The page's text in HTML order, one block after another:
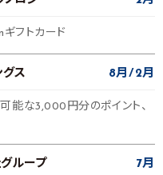
フトカード
グス 8月 2月
能な3,000円分のポイント、
ループ 7月